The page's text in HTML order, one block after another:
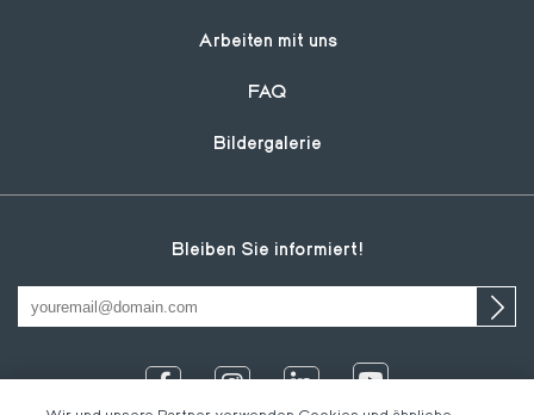
Arbeiten mit uns
FAQ
Bildergalerie
Bleiben Sie informiert!